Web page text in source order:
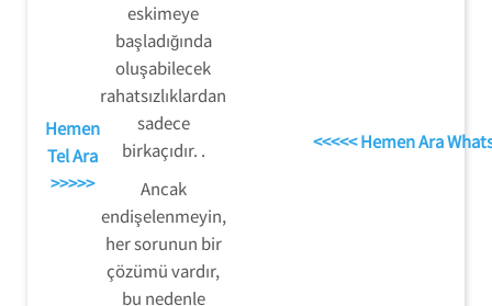
Hemen
Tel Ara
>>>>>
eskimeye
başladığında
oluşabilecek
rahatsızlıklardan
sadece
birkaçıdır. .
Ancak
endişelenmeyin,
her sorunun bir
çözümü vardır,
bu nedenle
<<<<< Hemen Ara